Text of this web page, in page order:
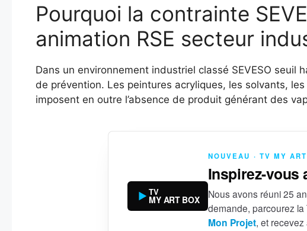
Pourquoi la contrainte
animation RSE secteur
Dans un environnement industriel classé SEVESO
de prévention. Les peintures acryliques, les solvants,
imposent en outre l’absence de produit générant des
TV
MY ART BOX
NOUVEAU · TV MY
Inspirez-vous
Nous avons réuni 25
demande, parcourez
Mon Projet, et